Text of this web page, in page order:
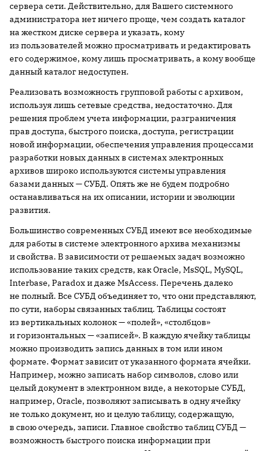
сервера сети. Действительно, для Вашего системного
администратора нет ничего проще, чем создать каталог
на жестком диске сервера и указать, кому
из пользователей можно просматривать и редактировать
его содержимое, кому лишь просматривать, а кому вообще
данный каталог недоступен.
Реализовать возможность групповой работы с архивом,
используя лишь сетевые средства, недостаточно. Для
решения проблем учета информации, разграничения
прав доступа, быстрого поиска, доступа, регистрации
новой информации, обеспечения управления процессами
разработки новых данных в системах электронных
архивов широко используются системы управления
базами данных — СУБД. Опять же не будем подробно
останавливаться на их описании, истории и эволюции
развития.
Большинство современных СУБД имеют все необходимые
для работы в системе электронного архива механизмы
и свойства. В зависимости от решаемых задач возможно
использование таких средств, как Oracle, MsSQL, MySQL,
Interbase, Paradox и даже MsAccess. Перечень далеко
не полный. Все СУБД объединяет то, что они представляют,
по сути, наборы связанных таблиц. Таблицы состоят
из вертикальных колонок — «полей», «столбцов»
и горизонтальных — «записей». В каждую ячейку таблицы
можно производить запись данных в том или ином
формате. Формат зависит от указанного формата ячейки.
Например, можно записать набор символов, слово или
целый документ в электронном виде, а некоторые СУБД,
например, Oracle, позволяют записывать в одну ячейку
не только документ, но и целую таблицу, содержащую,
в свою очередь, записи. Главное свойство таблиц СУБД —
возможность быстрого поиска информации при